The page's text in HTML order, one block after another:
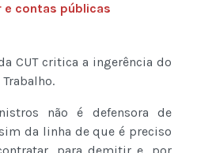
contas públicas
CUT critica a ingerência do
não é defensora de
da linha de que é preciso